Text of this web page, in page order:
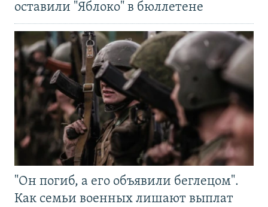
оставили "Яблоко" в бюллетене
"Он погиб, а его объявили беглецом".
Как семьи военных лишают выплат